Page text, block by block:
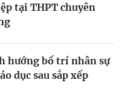
tại THPT chuyên
hướng bố trí nhân sự
dục sau sắp xếp